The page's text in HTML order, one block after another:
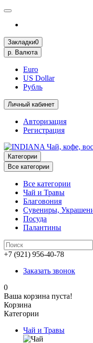
Закладки0
р. Валюта
Euro
US Dollar
Рубль
Личный кабинет
Авторизация
Регистрация
Категории
Все категории
Все категории
Чай и Травы
Благовония
Сувениры,
Посуда
Палантины
+7 (921) 956-40-78
Заказать звонок
0
Ваша корзина пуста!
Корзина
Категории
Чай и Травы